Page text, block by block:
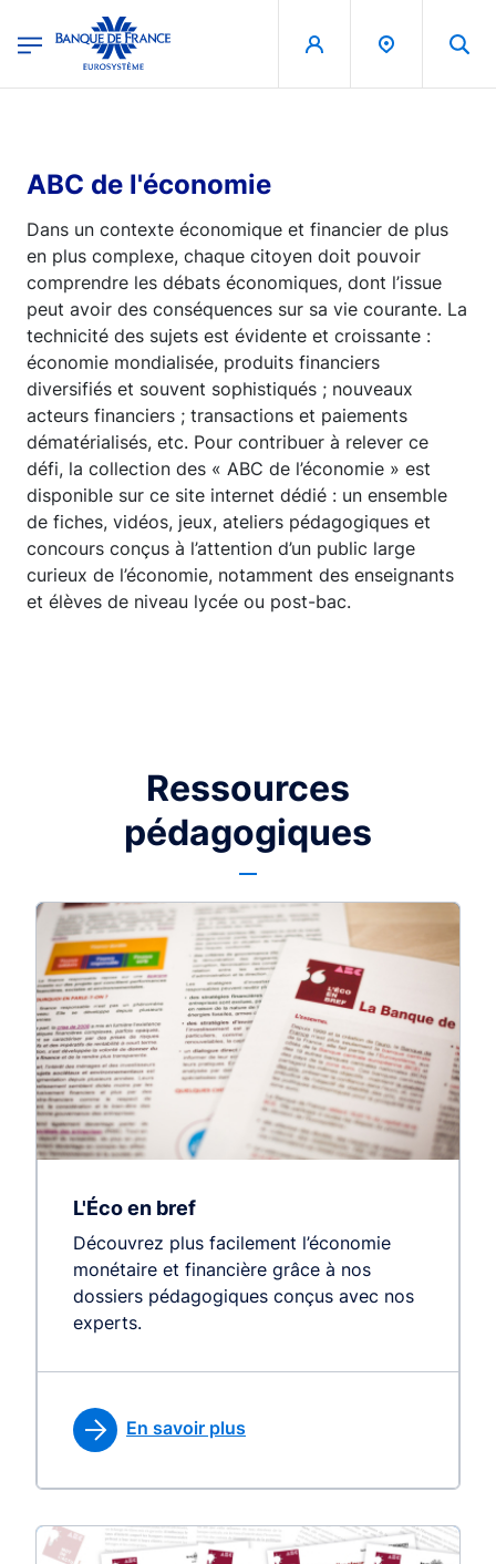
Banque de France - Menu Principal
ABC de l'économie
Dans un contexte économique et financier de plus
en plus complexe, chaque citoyen doit pouvoir
comprendre les débats économiques, dont l’issue
peut avoir des conséquences sur sa vie courante. La
technicité des sujets est évidente et croissante :
économie mondialisée, produits financiers
diversifiés et souvent sophistiqués ; nouveaux
acteurs financiers ; transactions et paiements
dématérialisés, etc. Pour contribuer à relever ce
défi, la collection des « ABC de l’économie » est
disponible sur ce site internet dédié : un ensemble
de fiches, vidéos, jeux, ateliers pédagogiques et
concours conçus à l’attention d’un public large
curieux de l’économie, notamment des enseignants
et élèves de niveau lycée ou post-bac.
Ressources
pédagogiques
L'Éco en bref
Découvrez plus facilement l’économie
monétaire et financière grâce à nos
dossiers pédagogiques conçus avec nos
experts.
En savoir plus